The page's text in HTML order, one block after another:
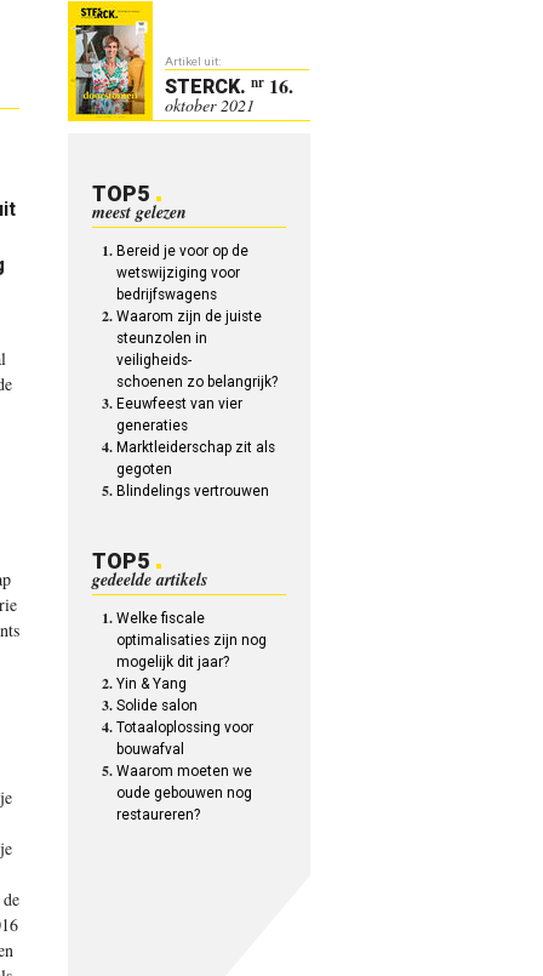
Artikel uit:
STERCK. nr 16.
oktober 2021
TOP5
meest gelezen
Bereid je voor op de
wetswijziging voor
bedrijfswagens
Waarom zijn de juiste
steunzolen in
veiligheids-
schoenen zo belangrijk?
Eeuwfeest van vier
generaties
Marktleiderschap zit als
gegoten
Blindelings vertrouwen
TOP5
gedeelde artikels
Welke fiscale
optimalisaties zijn nog
mogelijk dit jaar?
Yin & Yang
Solide salon
Totaal­oplossing voor
bouwafval
Waarom moeten we
oude gebouwen nog
restaureren?